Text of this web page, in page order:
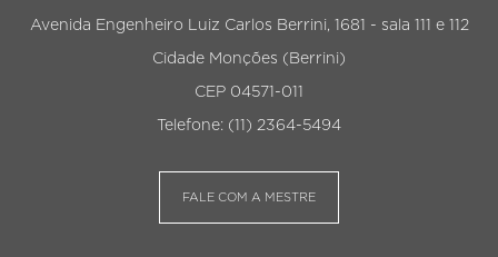
Avenida Engenheiro Luiz Carlos Berrini, 1681 - sala 111 e 112
Cidade Monções (Berrini)
CEP 04571-011
Telefone: (11) 2364-5494
FALE COM A MESTRE